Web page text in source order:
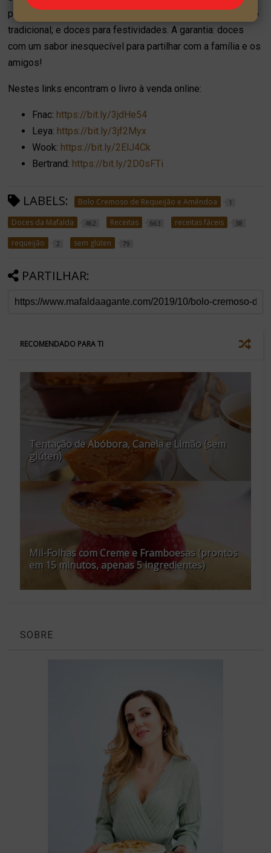
piqueniques; para gulosos com pouco tempo; de inspiração
tradicional; e doces para festividades. A garantia: doces
com um sabor inesquecível para partilhar com a família e os
amigos!
Nestes links encontram o livro à venda online:
Fnac: https://bit.ly/3jdHe54
Leya: https://bit.ly/3jf2Myx
Wook: https://bit.ly/2ElJ4Ck
Bertrand: https://bit.ly/2D0sFTi
LABELS: Bolo Cremoso de Requeijão e Amêndoa 1
Doces da Mafalda 462 Receitas 663 receitas fáceis 38
requeijão 2 sem glúten 79
PARTILHAR:
RECOMENDADO PARA TI
Tentação de Abóbora, Canela e Limão (sem
glúten)
Mil-Folhas com Creme e Framboesas (prontos
em 15 minutos, apenas 5 ingredientes)
SOBRE